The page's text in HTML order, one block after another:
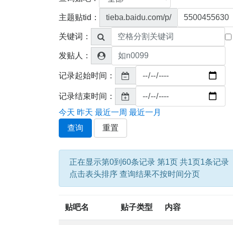
主题贴tid： tieba.baidu.com/p/
关键词：
发贴人：
记录起始时间：
记录结束时间：
今天 昨天 最近一周 最近一月
查询
重置
正在显示第0到60条记录 第1页 共1页1条记录
点击表头排序 查询结果不按时间分页
贴吧名 贴子类型 内容